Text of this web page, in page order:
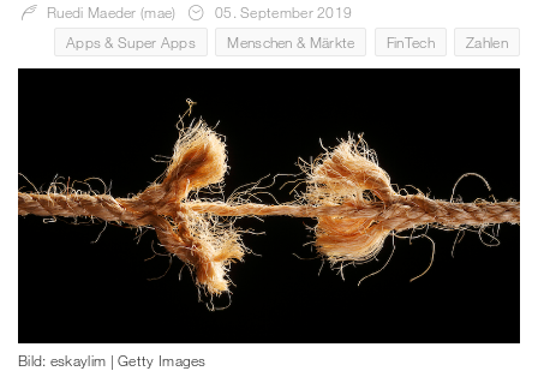
Ruedi Maeder (mae)
05. September 2019
Apps & Super Apps
Menschen & Märkte FinTech Zahlen
Bild: eskaylim | Getty Images